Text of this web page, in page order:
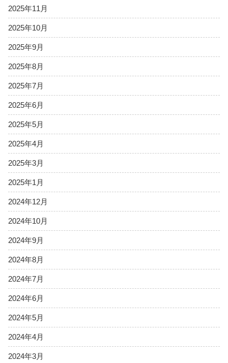
2025年11月
2025年10月
2025年9月
2025年8月
2025年7月
2025年6月
2025年5月
2025年4月
2025年3月
2025年1月
2024年12月
2024年10月
2024年9月
2024年8月
2024年7月
2024年6月
2024年5月
2024年4月
2024年3月